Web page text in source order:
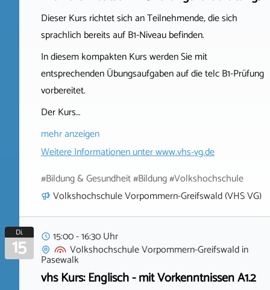
Dieser Kurs richtet sich an Teilnehmende, die sich
sprachlich bereits auf B1-Niveau befinden.
In diesem kompakten Kurs werden Sie mit
entsprechenden Übungsaufgaben auf die telc B1-Prüfung
vorbereitet.
Der Kurs…
mehr anzeigen
Weitere Informationen unterwww.vhs-vg.de
#Bildung & Gesundheit #Bildung #Volkshochschule
Volkshochschule Vorpommern-Greifswald (VHS VG)
Di.
15
15:00 - 16:30 Uhr
Volkshochschule Vorpommern-Greifswaldin
Pasewalk
vhs Kurs: Englisch - mit Vorkenntnissen A1.2